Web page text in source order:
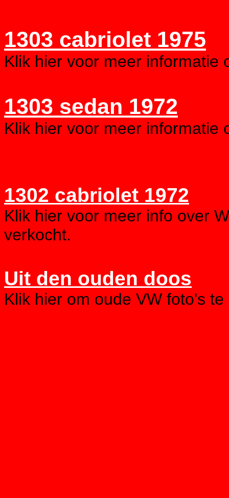
1303 cabriolet 1975
Klik hier voor meer informatie
1303 sedan 1972
Klik hier voor meer informatie
1302 cabriolet 1972
Klik hier voor meer info over
verkocht.
Uit den ouden doos
Klik hier om oude VW foto's